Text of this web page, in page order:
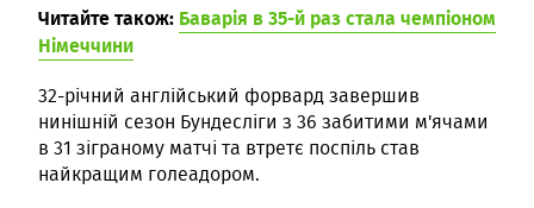
Читайте також: Баварія в 35-й раз стала чемпіоном
Німеччини
32-річний англійський форвард завершив
нинішній сезон Бундесліги з 36 забитими м'ячами
в 31 зіграному матчі та втретє поспіль став
найкращим голеадором.